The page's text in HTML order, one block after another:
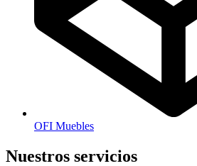
OFI Muebles
Nuestros servicios